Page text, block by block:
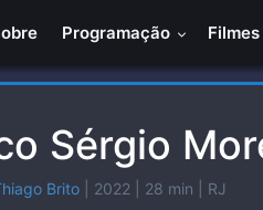
Programação Filmes
Sérgio
Brito | 2022 | 28 min | RJ